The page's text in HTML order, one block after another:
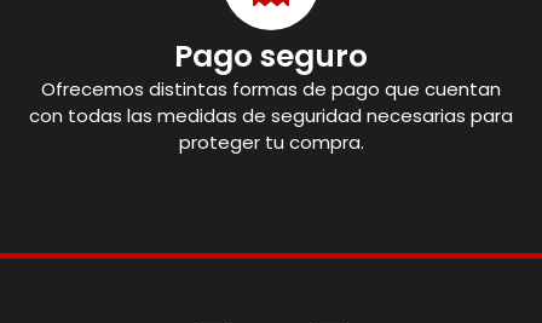
Pago seguro
Ofrecemos distintas formas de pago que cuentan
con todas las medidas de seguridad necesarias para
proteger tu compra.